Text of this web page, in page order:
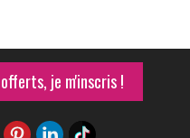
je m'inscris !